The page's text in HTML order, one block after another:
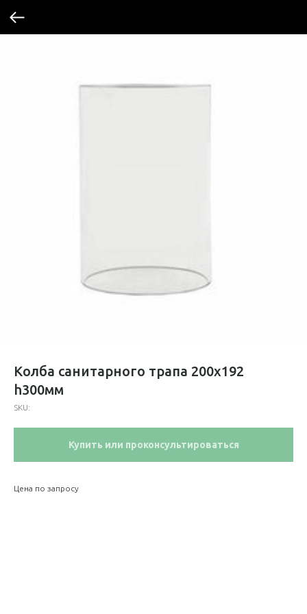
Колба санитарного трапа 200х192
h300мм
SKU:
Купить или проконсультироваться
Цена по запросу